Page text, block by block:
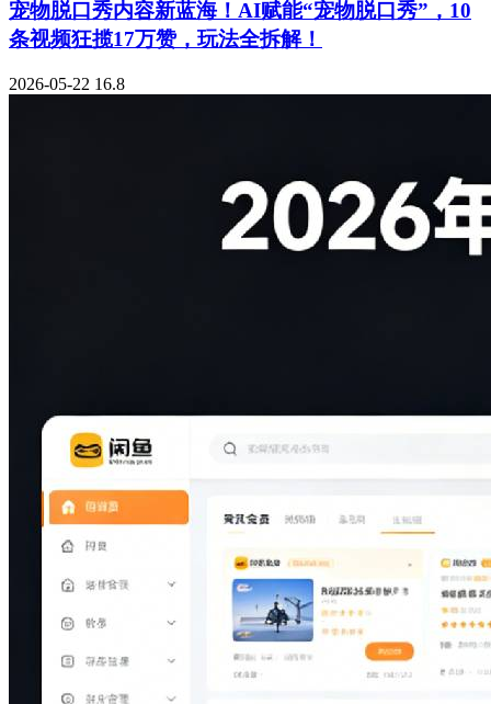
宠物脱口秀内容新蓝海！AI赋能“宠物脱口秀”，10
条视频狂揽17万赞，玩法全拆解！
2026-05-22 16.8